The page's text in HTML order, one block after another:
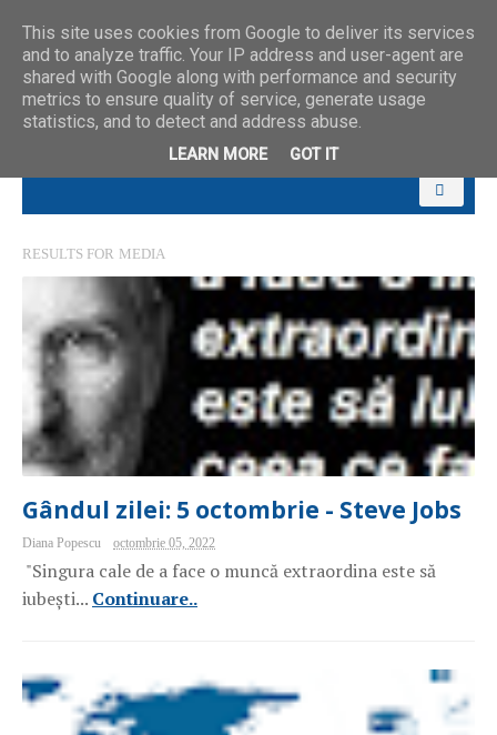
RESULTS FOR MEDIA
Gândul zilei: 5 octombrie - Steve Jobs
Diana Popescu octombrie 05, 2022
"Singura cale de a face o muncă extraordina este să
iubești... Continuare..
This site uses cookies from Google to deliver its services
and to analyze traffic. Your IP address and user-agent are
shared with Google along with performance and security
metrics to ensure quality of service, generate usage
statistics, and to detect and address abuse.
LEARN MORE GOT IT